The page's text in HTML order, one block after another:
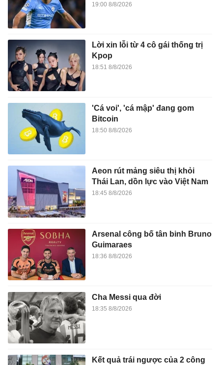
19:00 8/8/2026
Lời xin lỗi từ 4 cô gái thống trị
Kpop
18:51 8/8/2026
'Cá voi', 'cá mập' đang gom
Bitcoin
18:50 8/8/2026
Aeon rút mảng siêu thị khỏi
Thái Lan, dồn lực vào Việt Nam
18:45 8/8/2026
Arsenal công bố tân binh Bruno
Guimaraes
18:36 8/8/2026
Cha Messi qua đời
18:35 8/8/2026
Kết quả trái ngược của 2 công